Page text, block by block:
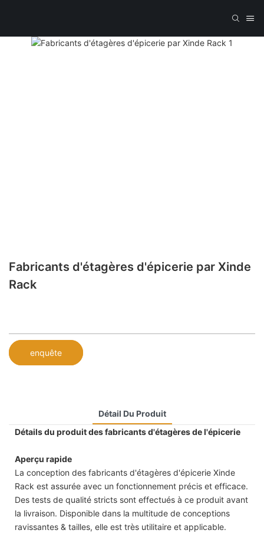
Fabricants d'étagères d'épicerie par Xinde
Rack
enquête
Détail Du Produit
Détails du produit des fabricants d'étagères de l'épicerie
Aperçu rapide
La conception des fabricants d'étagères d'épicerie Xinde
Rack est assurée avec un fonctionnement précis et efficace.
Des tests de qualité stricts sont effectués à ce produit avant
la livraison. Disponible dans la multitude de conceptions
ravissantes & tailles, elle est très utilitaire et applicable.